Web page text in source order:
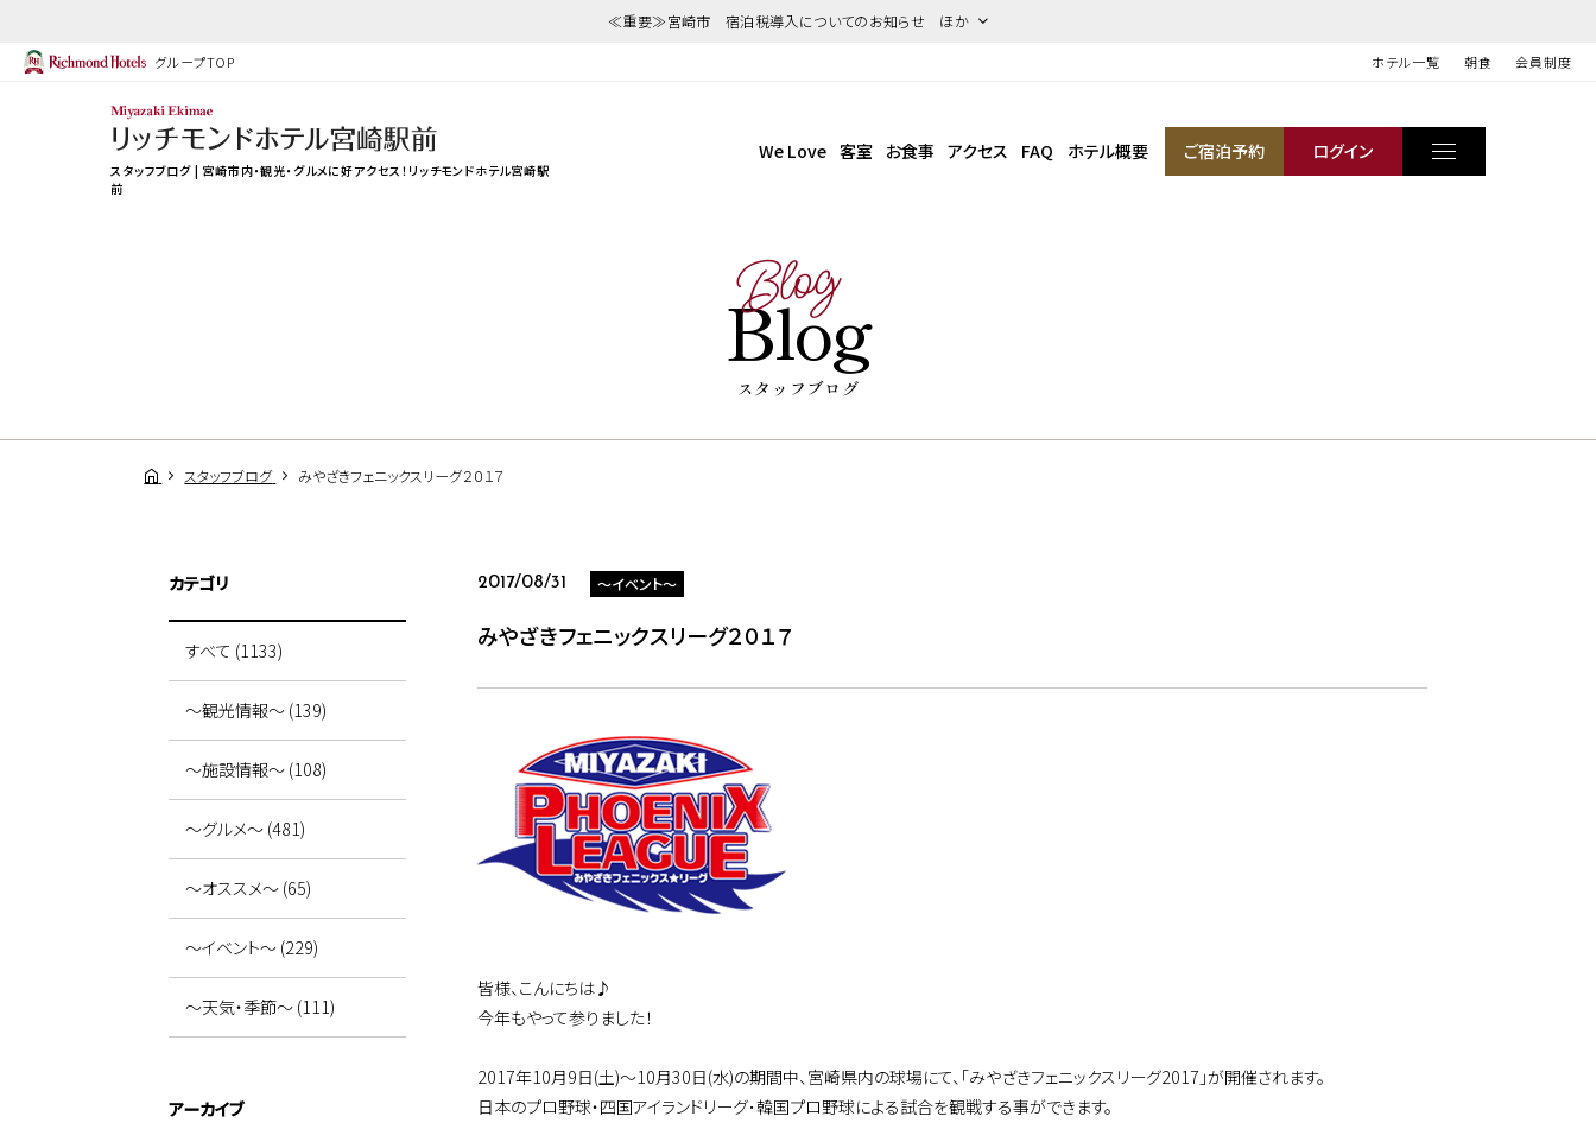
≪重要≫宮崎市 宿泊税導入についてのお知らせ ほか
グループTOP ホテル一覧 朝食 会員制度
スタッフブログ | 宮崎市内・観光・グルメに好アクセス！リッチモンドホテル宮崎駅
前
We Love 客室 お食事 アクセス FAQ ホテル概要 ご宿泊予約 ログイン
Blog
Blog
スタッフブログ
スタッフブログ みやざきフェニックスリーグ２０１７
2017/08/31 ～イベント～
みやざきフェニックスリーグ２０１７
皆様、こんにちは♪
今年もやって参りました！
2017年10月9日(土)～10月30日(水)の期間中、宮崎県内の球場にて、「みやざきフェニックスリーグ2017」が開催されます。
日本のプロ野球・四国アイランドリーグ･韓国プロ野球による試合を観戦する事ができます。
カテゴリ
すべて (1133)
～観光情報～ (139)
～施設情報～ (108)
～グルメ～ (481)
～オススメ～ (65)
～イベント～ (229)
～天気・季節～ (111)
アーカイブ